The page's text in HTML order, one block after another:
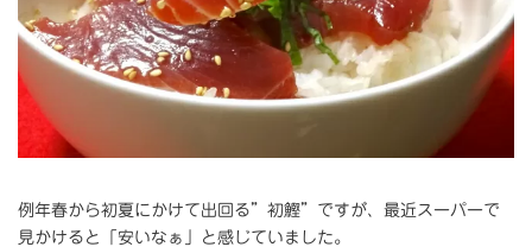
例年春から初夏にかけて出回る”初鰹”ですが、最近スーパーで
見かけると「安いなぁ」と感じていました。